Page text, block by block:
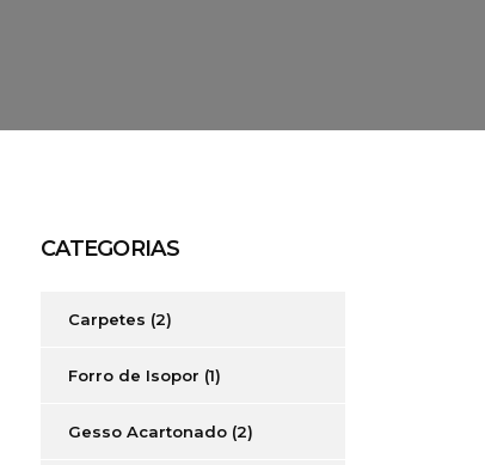
CATEGORIAS
Carpetes (2)
Forro de Isopor (1)
Gesso Acartonado (2)